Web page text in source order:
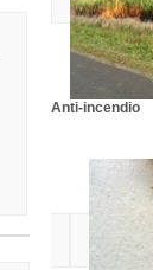
Anti-incendio